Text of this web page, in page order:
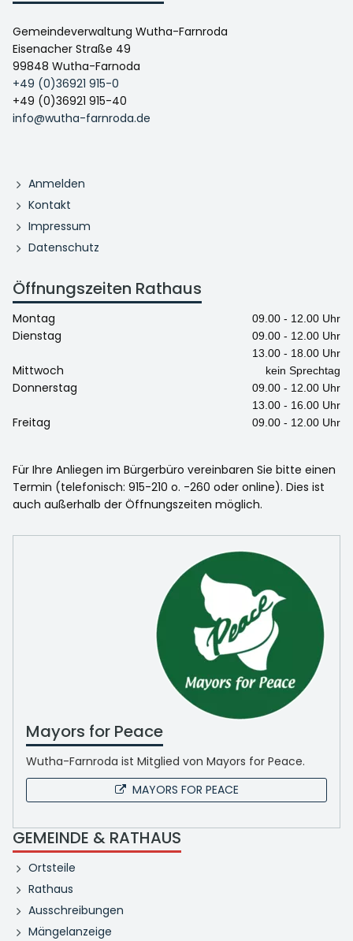
Gemeindeverwaltung Wutha-Farnroda
Eisenacher Straße 49
99848 Wutha-Farnoda
+49 (0)36921 915-0
+49 (0)36921 915-40
info@wutha-farnroda.de
Anmelden
Kontakt
Impressum
Datenschutz
Öffnungszeiten Rathaus
Montag 09.00 - 12.00 Uhr
Dienstag
09.00 - 12.00 Uhr
13.00 - 18.00 Uhr
Mittwoch kein Sprechtag
Donnerstag
09.00 - 12.00 Uhr
13.00 - 16.00 Uhr
Freitag 09.00 - 12.00 Uhr
Für Ihre Anliegen im Bürgerbüro vereinbaren Sie bitte einen
Termin (telefonisch: 915-210 o. -260 oder online). Dies ist
auch außerhalb der Öffnungszeiten möglich.
Mayors for Peace
Wutha-Farnroda ist Mitglied von Mayors for Peace.
MAYORS FOR PEACE
GEMEINDE & RATHAUS
Ortsteile
Rathaus
Ausschreibungen
Mängelanzeige